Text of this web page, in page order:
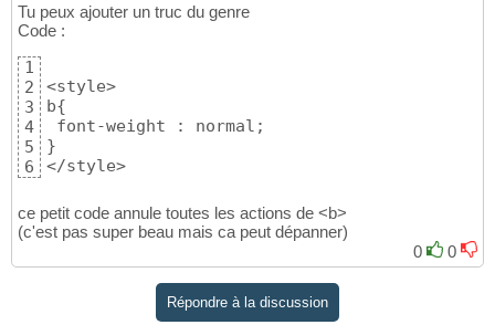
Tu peux ajouter un truc du genre
Code :
1
2
3
4
5
6
<style>
b{
}
</style>
ce petit code annule toutes les actions de <b>
(c'est pas super beau mais ca peut dépanner)
0
0
Répondre à la discussion